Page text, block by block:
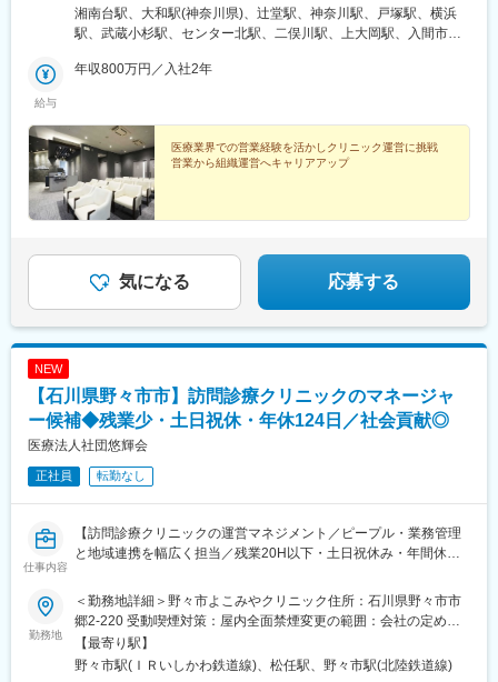
湘南台駅、大和駅(神奈川県)、辻堂駅、神奈川駅、戸塚駅、横浜
駅、武蔵小杉駅、センター北駅、二俣川駅、上大岡駅、入間市
みらい駅、高島町駅、向河原駅
給与
年収800万円／入社2年
医療業界での営業経験を活かしクリニック運営に挑戦
営業から組織運営へキャリアアップ
気になる 応募する
NEW
【石川県野々市市】訪問診療クリニックのマネージャ
ー候補◆残業少・土日祝休・年休124日／社会貢献◎
医療法人社団悠輝会
正社員 転勤なし
仕事内容
【訪問診療クリニックの運営マネジメント／ピープル・業務管理
と地域連携を幅広く担当／残業20H以下・土日祝休み・年間休日
■業務概要
当社が運営する訪問診療クリニックにて、マネージャー（事務
長）として組織運営・業務管理・集患営業・診療サポートまで多
岐にわたる業務を担当します。医療スタッフやエリアマネージャ
勤務地
＜勤務地詳細＞野々市よこみやクリニック住所：石川県野々市市
郷2-220 受動喫煙対策：屋内全面禁煙変更の範囲：会社の定める
事業所
【最寄り駅】
野々市駅(ＩＲいしかわ鉄道線)、松任駅、野々市駅(北陸鉄道線)